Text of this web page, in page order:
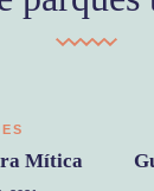
Mítica